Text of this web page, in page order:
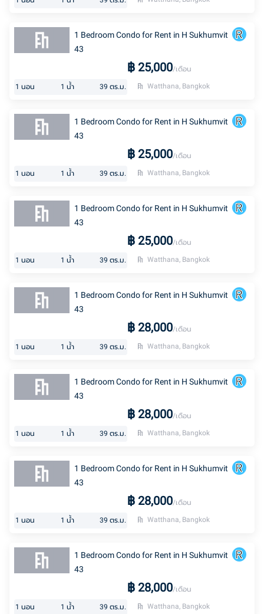
1 Bedroom Condo for Rent in H Sukhumvit
43
฿ 25,000/เดือน
1 นอน 1 น้ำ 39 ตร.ม. Watthana, Bangkok
1 Bedroom Condo for Rent in H Sukhumvit
43
฿ 25,000/เดือน
1 นอน 1 น้ำ 39 ตร.ม. Watthana, Bangkok
1 Bedroom Condo for Rent in H Sukhumvit
43
฿ 25,000/เดือน
1 นอน 1 น้ำ 39 ตร.ม. Watthana, Bangkok
1 Bedroom Condo for Rent in H Sukhumvit
43
฿ 28,000/เดือน
1 นอน 1 น้ำ 39 ตร.ม. Watthana, Bangkok
1 Bedroom Condo for Rent in H Sukhumvit
43
฿ 28,000/เดือน
1 นอน 1 น้ำ 39 ตร.ม. Watthana, Bangkok
1 Bedroom Condo for Rent in H Sukhumvit
43
฿ 28,000/เดือน
1 นอน 1 น้ำ 39 ตร.ม. Watthana, Bangkok
1 Bedroom Condo for Rent in H Sukhumvit
43
฿ 28,000/เดือน
1 นอน 1 น้ำ 39 ตร.ม. Watthana, Bangkok